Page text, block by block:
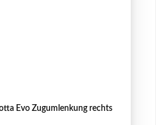
Evo Zugumlenkung rechts